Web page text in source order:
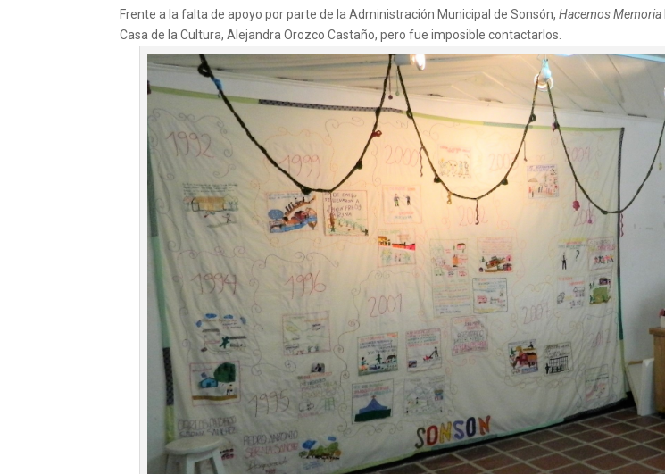
Frente a la falta de apoyo por parte de la Administración Municipal de Sonsón,Hacemos Memoria
Casa de la Cultura, Alejandra Orozco Castaño, pero fue imposible contactarlos.